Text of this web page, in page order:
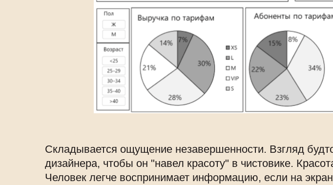
Складывается ощущение незавершенности. Взгляд
дизайнера, чтобы он "навел красоту" в чистовике.
Человек легче воспринимает информацию, если на